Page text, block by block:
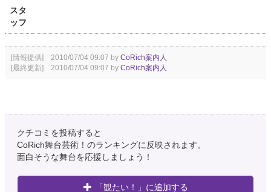
スタ
ッフ
[情報提供] 2010/07/04 09:07 by CoRich案内人
[最終更新] 2010/07/04 09:07 by CoRich案内人
クチコミを投稿すると
CoRich舞台芸術！のランキングに反映されます。
面白そうな舞台を応援しましょう！
「観たい！」に追加する